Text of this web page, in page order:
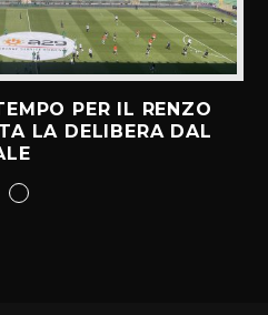
PER IL RENZO
LA DELIBERA DAL